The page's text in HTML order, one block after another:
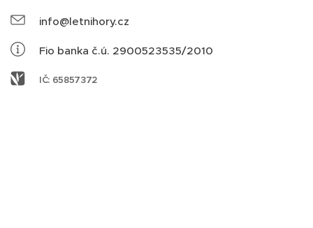
info@letnihory.cz
Fio banka č.ú. 2900523535/2010
IČ: 65857372